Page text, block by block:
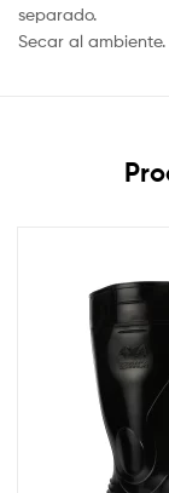
separado.
Secar al ambiente.